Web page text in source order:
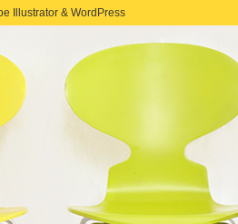
Illustrator & WordPress